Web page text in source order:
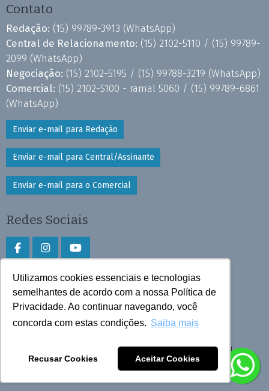
Utilizamos cookies essenciais e tecnologias
semelhantes de acordo com a nossa Política de
Privacidade. Ao continuar navegando, você
concorda com estas condições. Saiba mais
Recusar Cookies Aceitar Cookies
Contato
Redação: (15) 99789-3913 (WhatsApp)
Central de Relacionamento: (15) 2102-5110 / (15) 99789-
2099 (WhatsApp)
Negociação: (15) 2102-5195 / (15) 99788-3219 (WhatsApp)
Comercial: (15) 2102-5100 - ramal 5060 / (15) 99789-6861
(WhatsApp)
Enviar e-mail para Redação
Enviar e-mail para Central/Assinante
Enviar e-mail para o Comercial
Redes Sociais
Faça download do aplicativo
Play Store e App Store
Todos os direitos reservados © 2026 Cruzeiro do Sul